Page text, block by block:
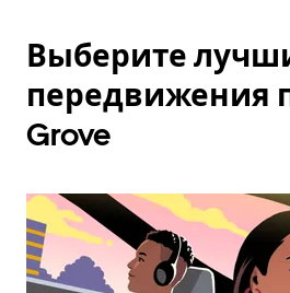
Выберите
передвижения
Grove